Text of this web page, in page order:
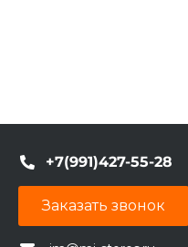
+7(991)427-55-28
Заказать звонок